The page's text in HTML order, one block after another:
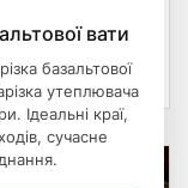
вати
базальтової
утеплювача
Ідеальні краї,
сучасне